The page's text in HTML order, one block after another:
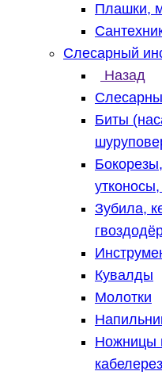
Плашки,
Слесарный
Назад
Биты
Зубила,
Кувалды
Молотки
Ножницы